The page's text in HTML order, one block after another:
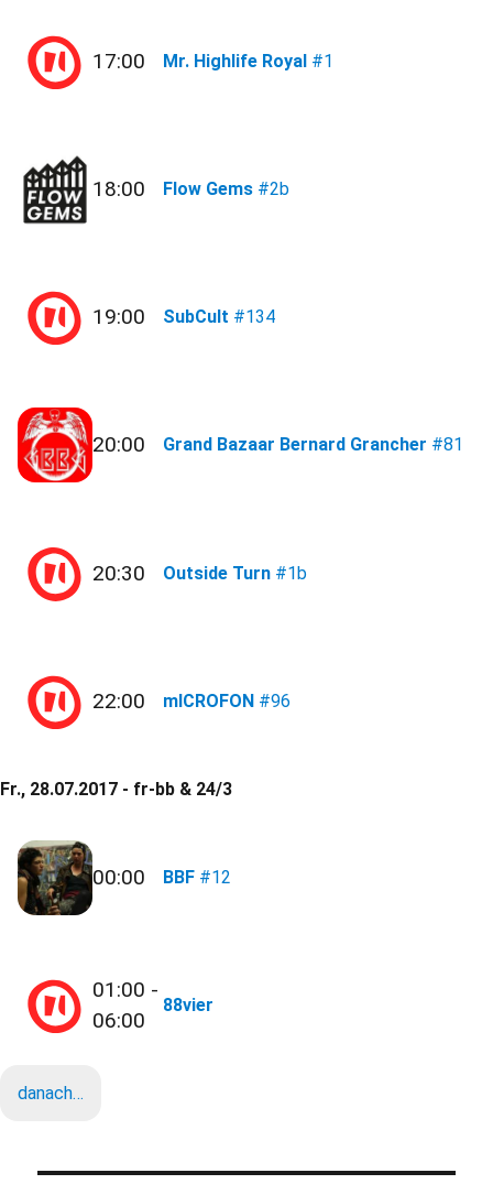
17:00 Mr. Highlife Royal #1
18:00 Flow Gems #2b
19:00 SubCult #134
20:00 Grand Bazaar Bernard Grancher #81
20:30 Outside Turn #1b
22:00 mICROFON #96
Fr., 28.07.2017 - fr-bb & 24/3
00:00 BBF #12
01:00 -
06:00
88vier
danach…